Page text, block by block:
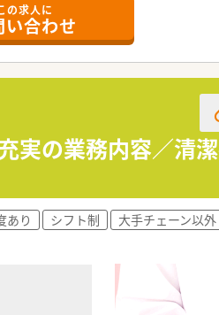
の求人に
い合わせ
実の業務内容／清
あり シフト制 大手チェーン以外